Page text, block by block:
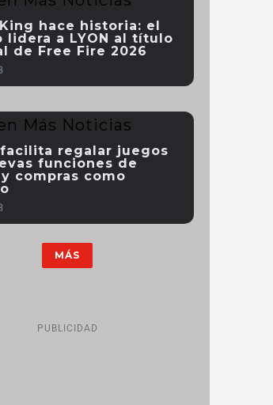
hace historia: el
lidera a LYON al título
de Free Fire 2026
regalar juegos
funciones de
compras como
MÁS
PUBLICIDAD